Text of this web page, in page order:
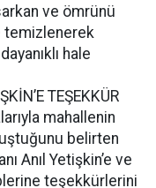
ve ömrünü
temizlenerek
hale
TEŞEKKÜR
mahallenin
belirten
Anıl Yetişkin’e ve
teşekkürlerini